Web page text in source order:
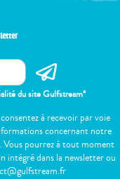
du site Gulfstream*
à recevoir par voie
concernant notre
Vous pourrez à tout moment
intégré dans la newsletter ou